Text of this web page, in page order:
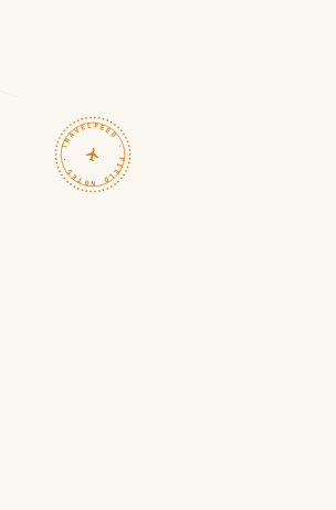
TRAVELFEED · FIELD NOTES ·